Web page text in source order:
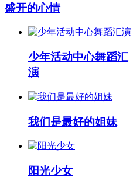
盛开的心情
少年活动中心舞蹈汇
演
我们是最好的姐妹
阳光少女